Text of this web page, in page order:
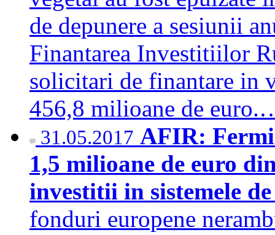
de depunere a sesiunii
Finantarea Investitiilor
solicitari de finantare in
456,8 milioane de
31.05.2017 AFIR:
1,5 milioane de euro
investitii in sistemele
fonduri europene